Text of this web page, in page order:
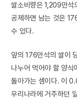
쌀소비량은 1,209만석
공제하면 남는 것은
수 있다.
앞의 176만석의 쌀이
나누어 먹어야 할 양
돌아가는 셈이다. 이
우리나라에 거주하던